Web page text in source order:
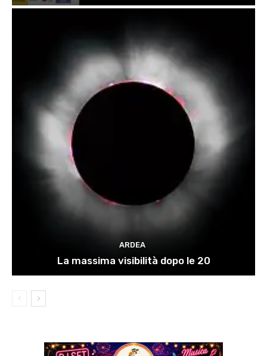
ARDEA
La massima visibilità dopo le 20